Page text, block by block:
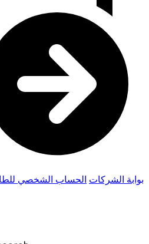
بوابة الشركات الحساب الشخصي